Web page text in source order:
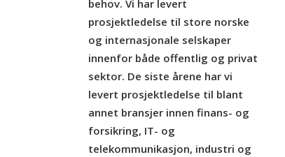
behov. Vi har levert
prosjektledelse til store norske
og internasjonale selskaper
innenfor både offentlig og privat
sektor. De siste årene har vi
levert prosjektledelse til blant
annet bransjer innen finans- og
forsikring, IT- og
telekommunikasjon, industri og